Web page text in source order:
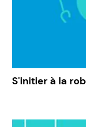
S'initier à la